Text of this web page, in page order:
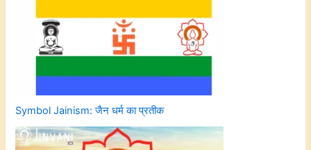
Symbol Jainism: जैन धर्म का प्रतीक